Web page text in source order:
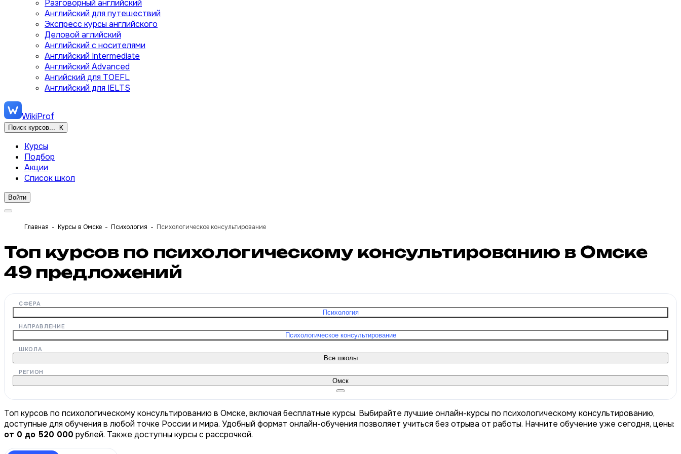
Разговорный английский
Английский для путешествий
Экспресс курсы английского
Деловой аглийский
Английский с носителями
Английский Intermediate
Английский Advanced
Ангийский для TOEFL
Английский для IELTS
WikiProf
Поиск курсов... K
Курсы
Подбор
Акции
Список школ
Войти
Главная Курсы в Омске Психология Психологическое консультирование
Топ курсов по психологическому консультированию в Омске
49 предложений
СФЕРА
Психология
НАПРАВЛЕНИЕ
Психологическое консультирование
ШКОЛА
Все школы
РЕГИОН
Омск
Топ курсов по психологическому консультированию в Омске, включая бесплатные курсы. Выбирайте лучшие онлайн-курсы по психологическому консультированию,
доступные для обучения в любой точке России и мира. Удобный формат онлайн-обучения позволяет учиться без отрыва от работы. Начните обучение уже сегодня, цены:
от 0 до 520 000 рублей. Также доступны курсы с рассрочкой.